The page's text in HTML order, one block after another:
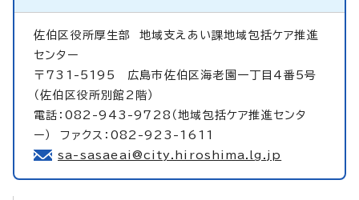
佐伯区役所厚生部 地域支えあい課地域包括ケア推進
センター
〒731-5195 広島市佐伯区海老園一丁目4番5号
（佐伯区役所別館2階）
電話：082-943-9728（地域包括ケア推進センタ
ー） ファクス：082-923-1611
sa-sasaeai@city.hiroshima.lg.jp